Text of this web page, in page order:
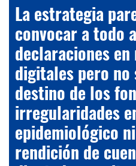
La estrategia
convocar a todo
declaraciones
digitales pero no
destino de los
irregularidades
epidemiológico
rendición de